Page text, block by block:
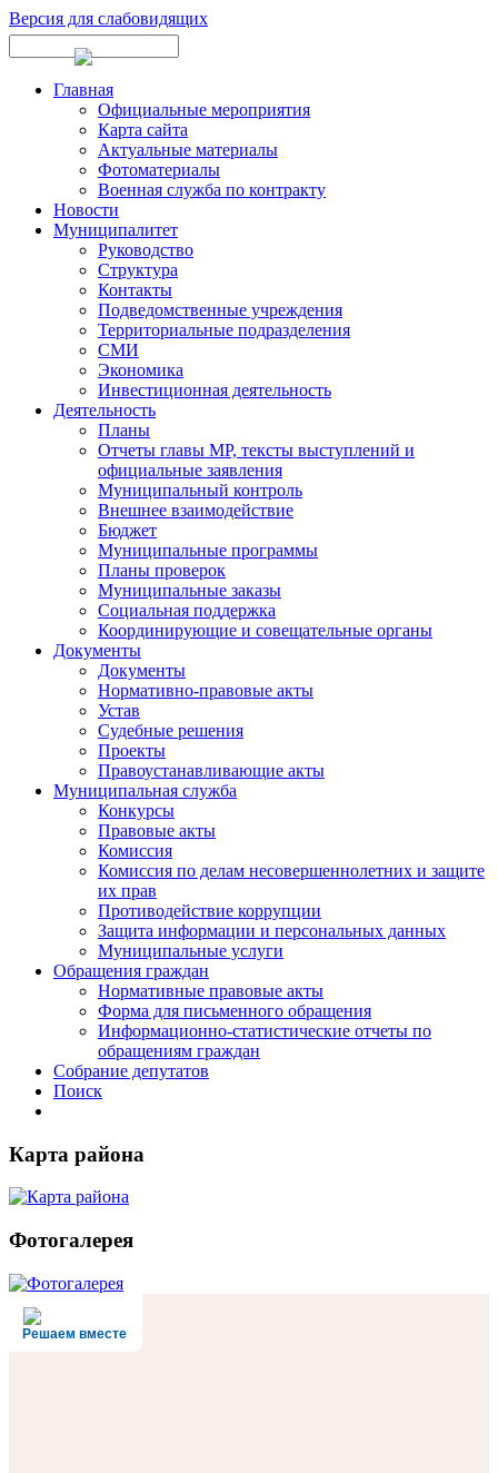
Версия для слабовидящих
Главная
Официальные мероприятия
Карта сайта
Актуальные материалы
Фотоматериалы
Военная служба по контракту
Новости
Муниципалитет
Руководство
Структура
Контакты
Подведомственные учреждения
Территориальные подразделения
СМИ
Экономика
Инвестиционная деятельность
Деятельность
Планы
Отчеты главы МР, тексты выступлений и
официальные заявления
Муниципальный контроль
Внешнее взаимодействие
Бюджет
Муниципальные программы
Планы проверок
Муниципальные заказы
Социальная поддержка
Координирующие и совещательные органы
Документы
Документы
Нормативно-правовые акты
Устав
Судебные решения
Проекты
Правоустанавливающие акты
Муниципальная служба
Конкурсы
Правовые акты
Комиссия
Комиссия по делам несовершеннолетних и защите
их прав
Противодействие коррупции
Защита информации и персональных данных
Муниципальные услуги
Обращения граждан
Нормативные правовые акты
Форма для письменного обращения
Информационно-статистические отчеты по
обращениям граждан
Собрание депутатов
Поиск
Карта района
Фотогалерея
Решаем вместе